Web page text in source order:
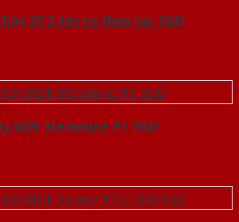
2P 2 tay co thuy luc-SGD
MDF Melamine P1-SGD